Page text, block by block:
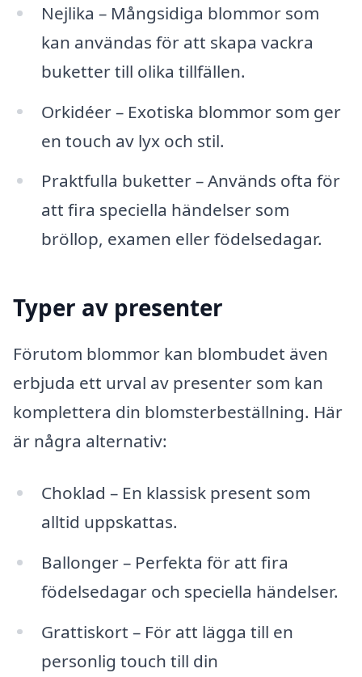
Nejlika – Mångsidiga blommor som
kan användas för att skapa vackra
buketter till olika tillfällen.
Orkidéer – Exotiska blommor som ger
en touch av lyx och stil.
Praktfulla buketter – Används ofta för
att fira speciella händelser som
bröllop, examen eller födelsedagar.
Typer av presenter
Förutom blommor kan blombudet även
erbjuda ett urval av presenter som kan
komplettera din blomsterbeställning. Här
är några alternativ:
Choklad – En klassisk present som
alltid uppskattas.
Ballonger – Perfekta för att fira
födelsedagar och speciella händelser.
Grattiskort – För att lägga till en
personlig touch till din